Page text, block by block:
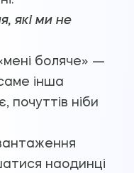
які ми не
боляче» —
інша
ніби
наодинці